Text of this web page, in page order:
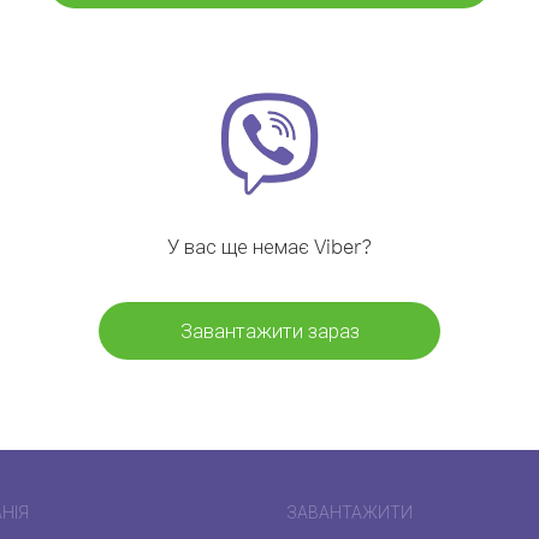
У вас ще немає Viber?
Завантажити зараз
ЗАВАНТАЖИТИ